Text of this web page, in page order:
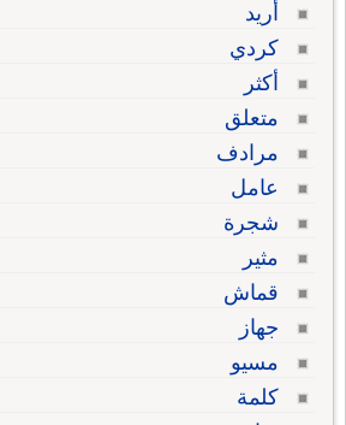
أريد
كردي
أكثر
متعلق
مرادف
عامل
شجرة
مثير
قماش
جهاز
مسيو
كلمة